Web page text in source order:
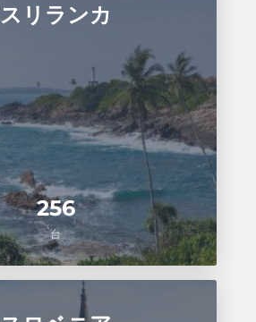
256
台
スリランカ